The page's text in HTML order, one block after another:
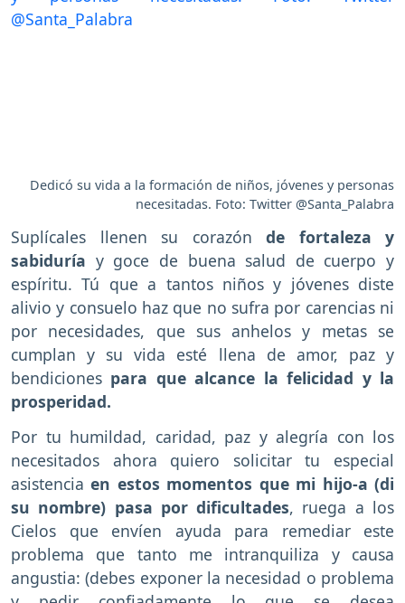
Dedicó su vida a la formación de niños, jóvenes y personas
necesitadas. Foto: Twitter @Santa_Palabra
Suplícales llenen su corazón de fortaleza y
sabiduría y goce de buena salud de cuerpo y
espíritu. Tú que a tantos niños y jóvenes diste
alivio y consuelo haz que no sufra por carencias ni
por necesidades, que sus anhelos y metas se
cumplan y su vida esté llena de amor, paz y
bendiciones para que alcance la felicidad y la
prosperidad.
Por tu humildad, caridad, paz y alegría con los
necesitados ahora quiero solicitar tu especial
asistencia en estos momentos que mi hijo-a (di
su nombre) pasa por dificultades, ruega a los
Cielos que envíen ayuda para remediar este
problema que tanto me intranquiliza y causa
angustia: (debes exponer la necesidad o problema